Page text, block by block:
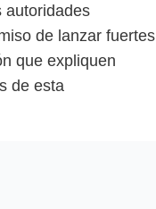
autoridades
de lanzar fuertes
que expliquen
de esta